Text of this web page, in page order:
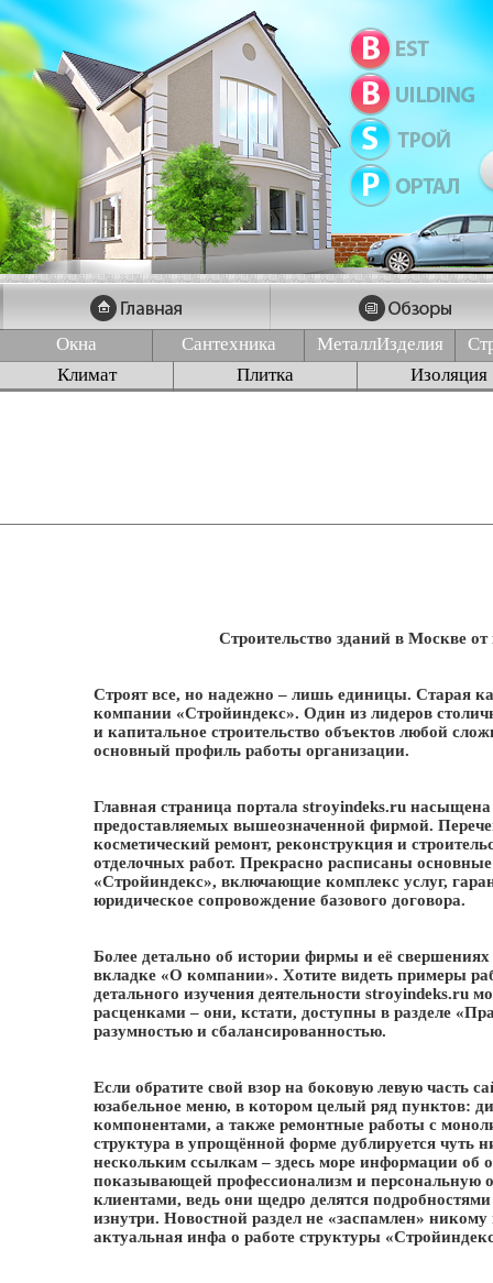
Окна Сантехника МеталлИзделия
Климат
Плитка Изоляция
Строительство зданий в Москве
Строят все, но надежно – лишь единицы. Старая
компании «Стройиндекс». Один из лидеров
и капитальное строительство объектов любой
основный профиль работы организации.
Главная страница портала stroyindeks.ru
предоставляемых вышеозначенной фирмой.
косметический ремонт, реконструкция и
отделочных работ. Прекрасно расписаны
«Стройиндекс», включающие комплекс услуг,
юридическое сопровождение базового договора.
Более детально об истории фирмы и её
вкладке «О компании». Хотите видеть примеры
детального изучения деятельности stroyindeks.ru
расценками – они, кстати, доступны в разделе
разумностью и сбалансированностью.
Если обратите свой взор на боковую левую часть
юзабельное меню, в котором целый ряд пунктов:
компонентами, а также ремонтные работы с
структура в упрощённой форме дублируется чуть
нескольким ссылкам – здесь море информации об
показывающей профессионализм и персональную
клиентами, ведь они щедро делятся
изнутри. Новостной раздел не «заспамлен»
актуальная инфа о работе структуры